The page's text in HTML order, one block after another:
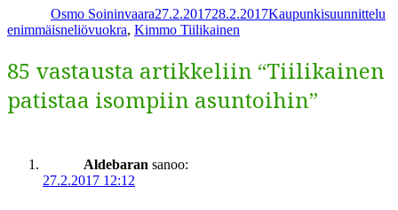
Osmo Soininvaara27.2.201728.2.2017Kaupunkisuunnittelu
enimmäisneliövuokra, Kimmo Tiilikainen
85 vastausta artikkeliin “Tiilikainen
patistaa isompiin asuntoihin”
Aldebaran sanoo:
27.2.2017 12:12